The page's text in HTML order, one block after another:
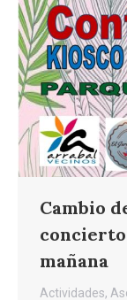
Cambio
mañana
Actividades,